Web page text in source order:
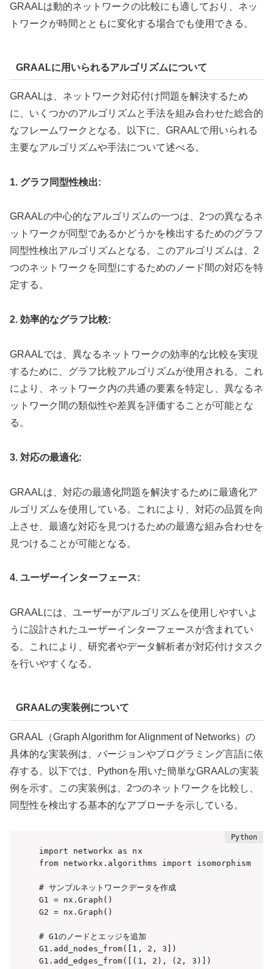
GRAALは動的ネットワークの比較にも適しており、ネッ
トワークが時間とともに変化する場合でも使用できる。
GRAALに用いられるアルゴリズムについて
GRAALは、ネットワーク対応付け問題を解決するため
に、いくつかのアルゴリズムと手法を組み合わせた総合的
なフレームワークとなる。以下に、GRAALで用いられる
主要なアルゴリズムや手法について述べる。
1. グラフ同型性検出:
GRAALの中心的なアルゴリズムの一つは、2つの異なるネ
ットワークが同型であるかどうかを検出するためのグラフ
同型性検出アルゴリズムとなる。このアルゴリズムは、2
つのネットワークを同型にするためのノード間の対応を特
定する。
2. 効率的なグラフ比較:
GRAALでは、異なるネットワークの効率的な比較を実現
するために、グラフ比較アルゴリズムが使用される。これ
により、ネットワーク内の共通の要素を特定し、異なるネ
ットワーク間の類似性や差異を評価することが可能とな
る。
3. 対応の最適化:
GRAALは、対応の最適化問題を解決するために最適化ア
ルゴリズムを使用している。これにより、対応の品質を向
上させ、最適な対応を見つけるための最適な組み合わせを
見つけることが可能となる。
4. ユーザーインターフェース:
GRAALには、ユーザーがアルゴリズムを使用しやすいよ
うに設計されたユーザーインターフェースが含まれてい
る。これにより、研究者やデータ解析者が対応付けタスク
を行いやすくなる。
GRAALの実装例について
GRAAL（Graph Algorithm for Alignment of Networks）の
具体的な実装例は、バージョンやプログラミング言語に依
存する。以下では、Pythonを用いた簡単なGRAALの実装
例を示す。この実装例は、2つのネットワークを比較し、
同型性を検出する基本的なアプローチを示している。
import networkx as nx
from networkx.algorithms import isomorphism
# サンプルネットワークデータを作成
G1 = nx.Graph()
G2 = nx.Graph()
# G1のノードとエッジを追加
G1.add_nodes_from([1, 2, 3])
G1.add_edges_from([(1, 2), (2, 3)])